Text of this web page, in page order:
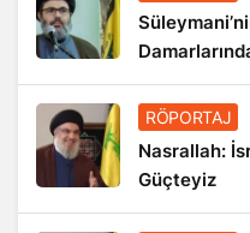
RÖPORTAJ
Nasrallah:
Güçteyiz